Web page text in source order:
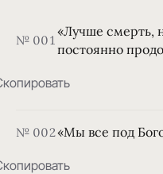
№ 001
«Лучше смерть,
постоянно
№ 002«Мы все под